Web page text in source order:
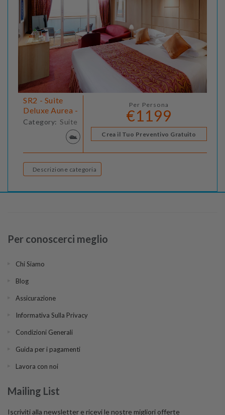
SR2 - Suite
Deluxe Aurea -
Category: Suite
Per Persona
€1199
Crea il Tuo Preventivo Gratuito
Descrizione categoria
Per conoscerci meglio
Chi Siamo
Blog
Assicurazione
Informativa Sulla Privacy
Condizioni Generali
Guida per i pagamenti
Lavora con noi
Mailing List
Iscriviti alla newsletter e ricevi le nostre migliori offerte